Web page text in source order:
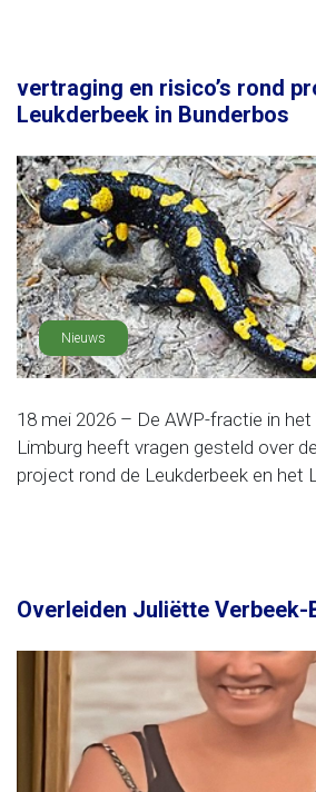
vertraging en risico’s rond
Leukderbeek in Bunderbos
Nieuws
18 mei 2026 – De AWP-fractie in
Limburg heeft vragen gesteld over
project rond de Leukderbeek en het
Overleiden Juliëtte Verbeek-